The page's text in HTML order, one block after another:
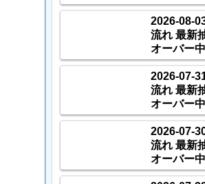
2026-08-
流れ 最新
オーバー
2026-07-
流れ 最新
オーバー
2026-07-
流れ 最新
オーバー